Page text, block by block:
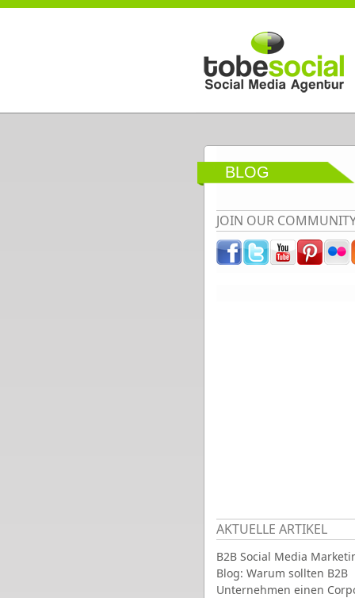
Direkt zum Inhalt
BLOG
JOIN OUR
AKTUELLE ARTIKEL
B2B Social Media
Blog: Warum sollten B2B
Unternehmen einen